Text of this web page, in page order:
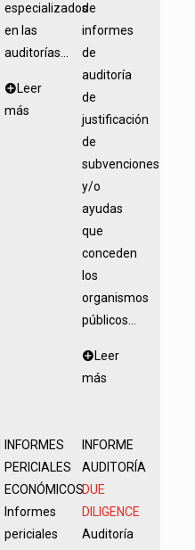
especializados
en las
auditorías...
Leer
más
de
informes
de
auditoría
de
justificación
de
subvenciones
y/o
ayudas
que
conceden
los
organismos
públicos...
Leer
más
INFORMES
PERICIALES
ECONÓMICOS
Informes
periciales
INFORME
AUDITORÍA
DUE
DILIGENCE
Auditoría